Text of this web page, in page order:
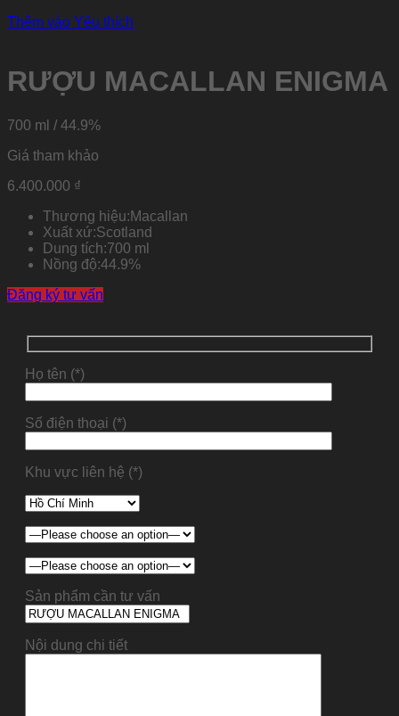
Thêm vào Yêu thích
RƯỢU MACALLAN ENIGMA
700 ml / 44.9%
Giá tham khảo
6.400.000 ₫
Thương hiệu:Macallan
Xuất xứ:Scotland
Dung tích:700 ml
Nồng độ:44.9%
Đăng ký tư vấn
Họ tên (*)
Số điện thoại (*)
Khu vực liên hệ (*)
Sản phẩm cần tư vấn
Nội dung chi tiết